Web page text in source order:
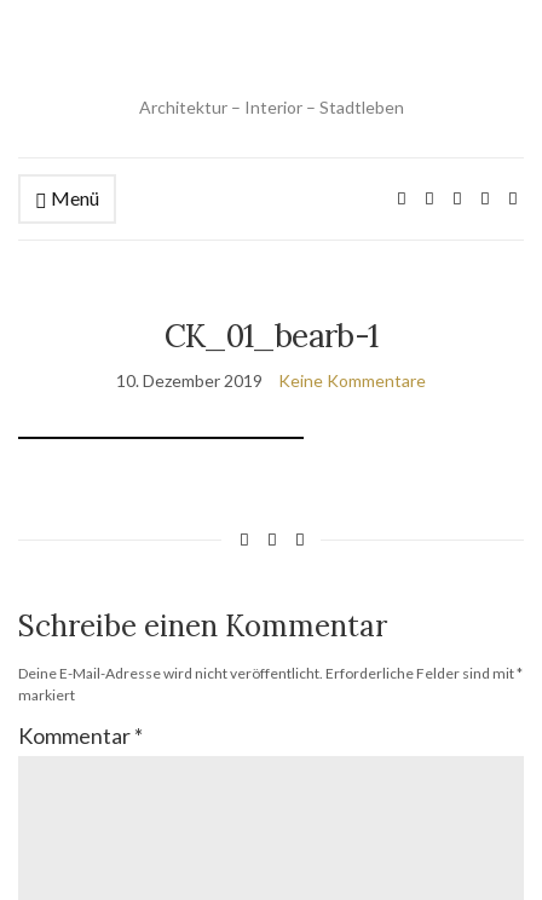
Architektur – Interior – Stadtleben
Menü
CK_01_bearb-1
10. Dezember 2019 Keine Kommentare
Schreibe einen Kommentar
Deine E-Mail-Adresse wird nicht veröffentlicht. Erforderliche Felder sind mit*
markiert
Kommentar*